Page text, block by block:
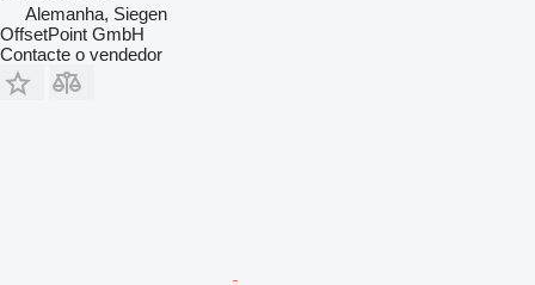
Alemanha, Siegen
OffsetPoint GmbH
Contacte o vendedor